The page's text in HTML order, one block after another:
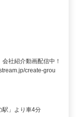
社紹介動画配信中！
create-grou
駅」より車4分